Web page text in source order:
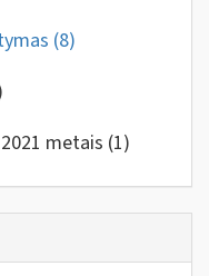
(8)
metais (1)